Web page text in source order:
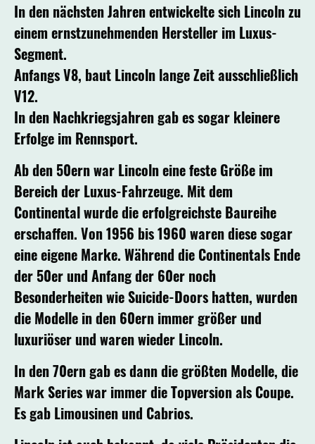
In den nächsten Jahren entwickelte sich Lincoln zu
einem ernstzunehmenden Hersteller im Luxus-
Segment.
Anfangs V8, baut Lincoln lange Zeit ausschließlich
V12.
In den Nachkriegsjahren gab es sogar kleinere
Erfolge im Rennsport.
Ab den 50ern war Lincoln eine feste Größe im
Bereich der Luxus-Fahrzeuge. Mit dem
Continental wurde die erfolgreichste Baureihe
erschaffen. Von 1956 bis 1960 waren diese sogar
eine eigene Marke. Während die Continentals Ende
der 50er und Anfang der 60er noch
Besonderheiten wie Suicide-Doors hatten, wurden
die Modelle in den 60ern immer größer und
luxuriöser und waren wieder Lincoln.
In den 70ern gab es dann die größten Modelle, die
Mark Series war immer die Topversion als Coupe.
Es gab Limousinen und Cabrios.